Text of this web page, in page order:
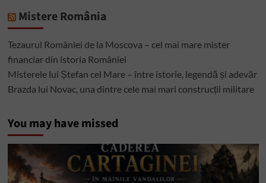
Mistere România
Tezaurul României de la Moscova – cel mai mare mister
financiar din istoria României
Misterele lui Ștefan cel Mare – între istorie, legendă și adevăr
Brazda lui Novac, una dintre cele mai mari construcții militare
You may have missed